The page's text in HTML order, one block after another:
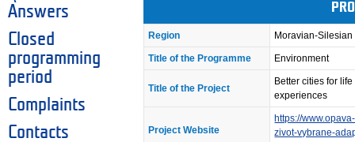
Answers
Closed
programming
period
Complaints
Contacts
Region Moravian-
Title of the Programme Environment
Title of the Project
Better cities for
experiences
Project Website
https://
zivot-vybrane-